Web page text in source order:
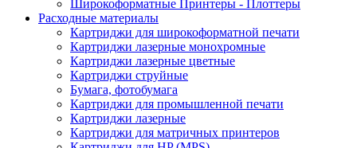
Широкоформатные Принтеры - Плоттеры
Расходные материалы
Картриджи для широкоформатной печати
Картриджи лазерные монохромные
Картриджи лазерные цветные
Картриджи струйные
Бумага, фотобумага
Картриджи для промышленной печати
Картриджи лазерные
Картриджи для матричных принтеров